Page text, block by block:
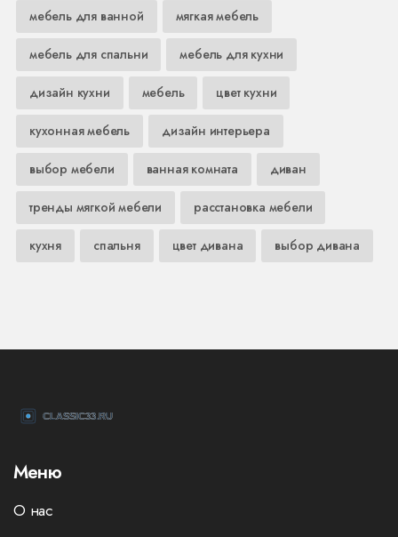
мебель для ванной мягкая мебель
мебель для спальни мебель для кухни
дизайн кухни мебель цвет кухни
кухонная мебель дизайн интерьера
выбор мебели ванная комната диван
тренды мягкой мебели расстановка мебели
кухня спальня цвет дивана выбор дивана
Меню
О нас